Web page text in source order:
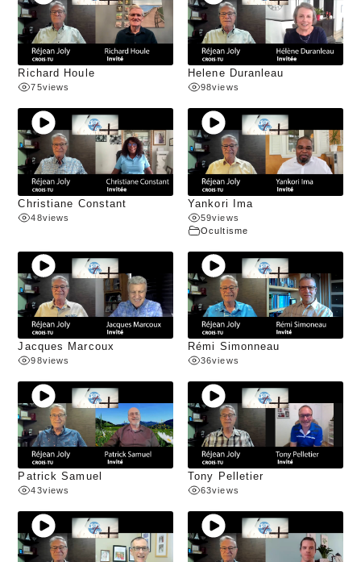
Richard Houle
75views
Helene Duranleau
98views
Christiane Constant
48views
Yankori Ima
59views
Ocultisme
Jacques Marcoux
98views
Rémi Simonneau
36views
Patrick Samuel
43views
Tony Pelletier
63views